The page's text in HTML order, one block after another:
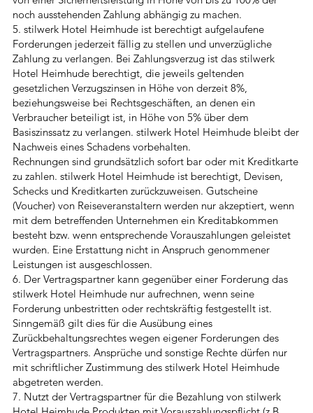
noch ausstehenden Zahlung abhängig zu machen.
5. stilwerk Hotel Heimhude ist berechtigt aufgelaufene
Forderungen jederzeit fällig zu stellen und unverzügliche
Zahlung zu verlangen. Bei Zahlungsverzug ist das stilwerk
Hotel Heimhude berechtigt, die jeweils geltenden
gesetzlichen Verzugszinsen in Höhe von derzeit 8%,
beziehungsweise bei Rechtsgeschäften, an denen ein
Verbraucher beteiligt ist, in Höhe von 5% über dem
Basiszinssatz zu verlangen. stilwerk Hotel Heimhude bleibt der
Nachweis eines Schadens vorbehalten.
Rechnungen sind grundsätzlich sofort bar oder mit Kreditkarte
zu zahlen. stilwerk Hotel Heimhude ist berechtigt, Devisen,
Schecks und Kreditkarten zurückzuweisen. Gutscheine
(Voucher) von Reiseveranstaltern werden nur akzeptiert, wenn
mit dem betreffenden Unternehmen ein Kreditabkommen
besteht bzw. wenn entsprechende Vorauszahlungen geleistet
wurden. Eine Erstattung nicht in Anspruch genommener
Leistungen ist ausgeschlossen.
6. Der Vertragspartner kann gegenüber einer Forderung das
stilwerk Hotel Heimhude nur aufrechnen, wenn seine
Forderung unbestritten oder rechtskräftig festgestellt ist.
Sinngemäß gilt dies für die Ausübung eines
Zurückbehaltungsrechtes wegen eigener Forderungen des
Vertragspartners. Ansprüche und sonstige Rechte dürfen nur
mit schriftlicher Zustimmung des stilwerk Hotel Heimhude
abgetreten werden.
7. Nutzt der Vertragspartner für die Bezahlung von stilwerk